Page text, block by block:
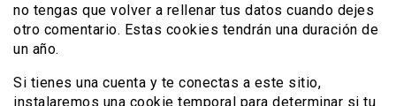
no tengas que volver a rellenar tus datos cuando dejes
otro comentario. Estas cookies tendrán una duración de
un año.
Si tienes una cuenta y te conectas a este sitio,
instalaremos una cookie temporal para determinar si tu